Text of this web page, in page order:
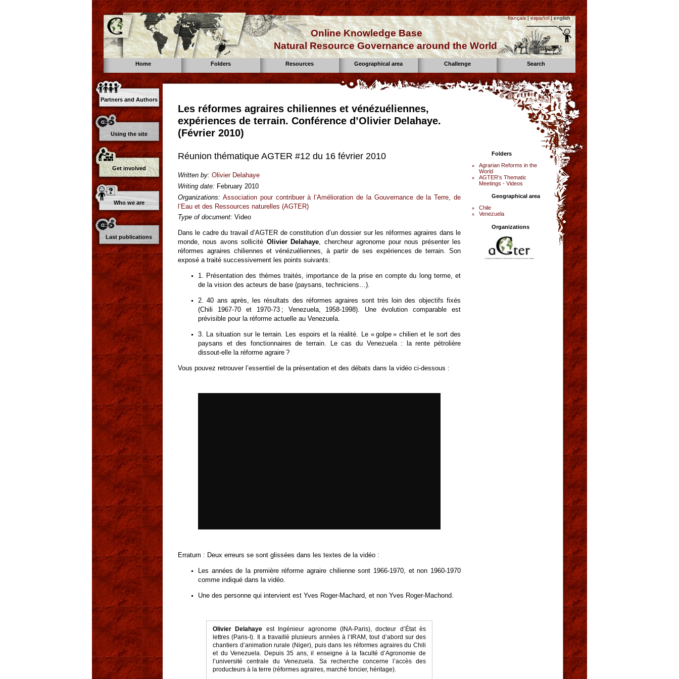
français|español| english
Online Knowledge Base
Natural Resource Governance around the World
Home Folders Resources Geographical area Challenge Search
Partners and Authors
Using the site
Get involved
Who we are
Last publications
Les réformes agraires chiliennes et vénézuéliennes,
expériences de terrain. Conférence d’Olivier Delahaye.
(Février 2010)
Réunion thématique AGTER #12 du 16 février 2010
Written by: Olivier Delahaye
Writing date: February 2010
Organizations: Association pour contribuer à l’Amélioration de la Gouvernance de la Terre, de
l’Eau et des Ressources naturelles (AGTER)
Type of document: Video
Dans le cadre du travail d’AGTER de constitution d’un dossier sur les réformes agraires dans le
monde, nous avons sollicité Olivier Delahaye, chercheur agronome pour nous présenter les
réformes agraires chiliennes et vénézuéliennes, à partir de ses expériences de terrain. Son
exposé a traité successivement les points suivants:
1. Présentation des thèmes traités, importance de la prise en compte du long terme, et
de la vision des acteurs de base (paysans, techniciens…).
2. 40 ans après, les résultats des réformes agraires sont très loin des objectifs fixés
(Chili 1967-70 et 1970-73 ; Venezuela, 1958-1998). Une évolution comparable est
prévisible pour la réforme actuelle au Venezuela.
3. La situation sur le terrain. Les espoirs et la réalité. Le « golpe » chilien et le sort des
paysans et des fonctionnaires de terrain. Le cas du Venezuela : la rente pétrolière
dissout-elle la réforme agraire ?
Vous pouvez retrouver l’essentiel de la présentation et des débats dans la vidéo ci-dessous :
Erratum : Deux erreurs se sont glissées dans les textes de la vidéo :
Les années de la première réforme agraire chilienne sont 1966-1970, et non 1960-1970
comme indiqué dans la vidéo.
Une des personne qui intervient est Yves Roger-Machard, et non Yves Roger-Machond.
Olivier Delahaye est Ingénieur agronome (INA-Paris), docteur d’État ès
lettres (Paris-I). Il a travaillé plusieurs années à l’IRAM, tout d’abord sur des
chantiers d’animation rurale (Niger), puis dans les réformes agraires du Chili
et du Venezuela. Depuis 35 ans, il enseigne à la faculté d’Agronomie de
l’université centrale du Venezuela. Sa recherche concerne l’accès des
producteurs à la terre (réformes agraires, marché foncier, héritage).
Folders
Agrarian Reforms in the
World
AGTER’s Thematic
Meetings - Videos
Geographical area
Chile
Venezuela
Organizations